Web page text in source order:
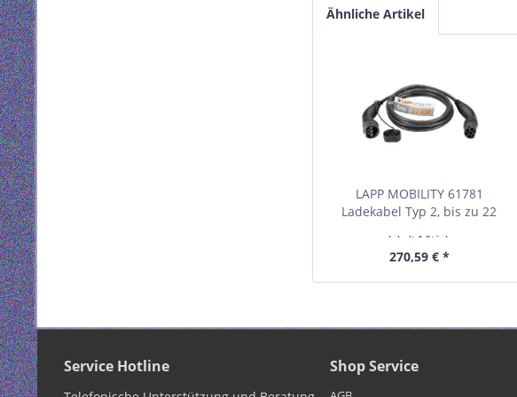
Ähnliche Artikel
LAPP MOBILITY 61781
Ladekabel Typ 2, bis zu 22
Inhalt 1 Stück
270,59 € *
Service Hotline Shop Service